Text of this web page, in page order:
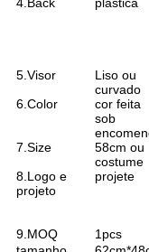
4.Back
plástica
5.Visor
Liso ou
curvado
6.Color
cor feita
sob
7.Size
58cm ou
costume
8.Logo e
projeto
projete
9.MOQ
1pcs